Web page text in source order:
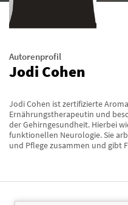
Autorenprofil
Jodi Cohen
Jodi Cohen ist zertifizierte
Ernährungstherapeutin und
der Gehirngesundheit. Hierbei
funktionellen Neurologie. Sie
und Pflege zusammen und gibt